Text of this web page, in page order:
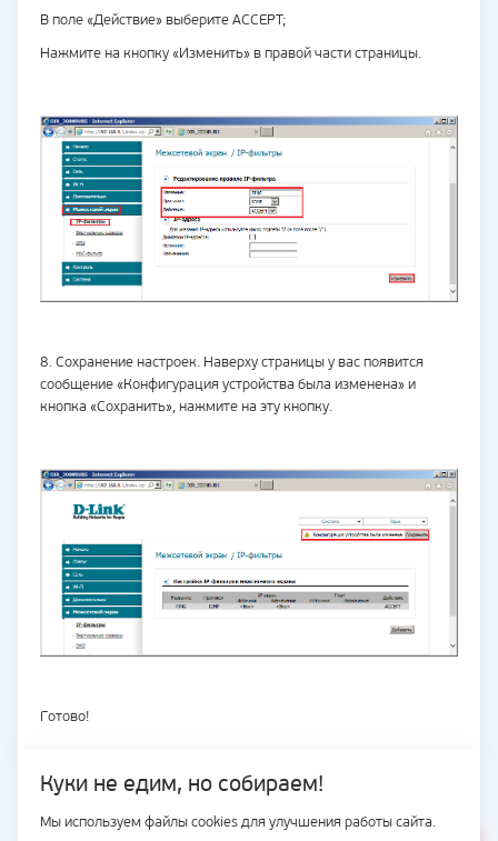
Куки не едим, но собираем!
Мы используем файлы cookies для улучшения работы сайта.
В поле «Действие» выберите ACCEPT;
Нажмите на кнопку «Изменить» в правой части страницы.
8. Сохранение настроек. Наверху страницы у вас появится
сообщение «Конфигурация устройства была изменена» и
кнопка «Сохранить», нажмите на эту кнопку.
Готово!